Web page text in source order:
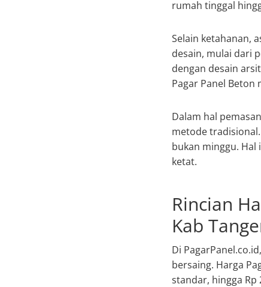
rumah tinggal
Selain ketahanan,
desain, mulai dari
dengan desain
Pagar Panel
Dalam hal
metode
bukan minggu.
ketat.
Rincian
Kab
Di
bersaing. Harga
standar, hingga